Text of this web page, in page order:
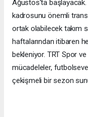
Ağustos'ta
kadrosunu önemli
ortak olabilecek takım
haftalarından itibaren
bekleniyor. TRT Spor
mücadeleler,
çekişmeli bir sezon